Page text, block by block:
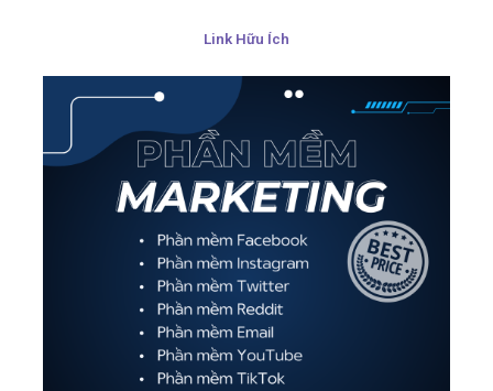
Link Hữu Ích